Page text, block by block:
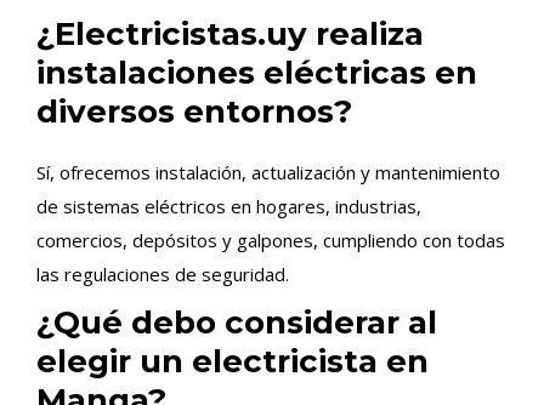
¿Electricistas.uy realiza
instalaciones eléctricas en
diversos entornos?
Sí, ofrecemos instalación, actualización y mantenimiento
de sistemas eléctricos en hogares, industrias,
comercios, depósitos y galpones, cumpliendo con todas
las regulaciones de seguridad.
¿Qué debo considerar al
elegir un electricista en